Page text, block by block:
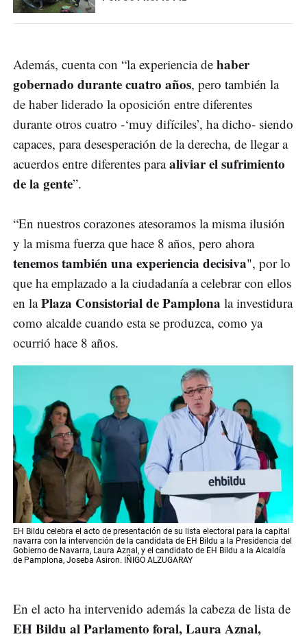
Además, cuenta con “la experiencia de haber
gobernado durante cuatro años, pero también la
de haber liderado la oposición entre diferentes
durante otros cuatro -‘muy difíciles’, ha dicho- siendo
capaces, para desesperación de la derecha, de llegar a
acuerdos entre diferentes paraaliviar el sufrimiento
de la gente”.
“En nuestros corazones atesoramos la misma ilusión
y la misma fuerza que hace 8 años, pero ahora
tenemos también una experiencia decisiva", por lo
que ha emplazado a la ciudadanía a celebrar con ellos
en laPlaza Consistorial de Pamplona la investidura
como alcalde cuando esta se produzca, como ya
ocurrió hace 8 años.
EH Bildu celebra el acto de presentación de su lista electoral para la capital
navarra con la intervención de la candidata de EH Bildu a la Presidencia del
Gobierno de Navarra, Laura Aznal, y el candidato de EH Bildu a la Alcaldía
de Pamplona, Joseba Asiron. IÑIGO ALZUGARAY
En el acto ha intervenido además la cabeza de lista de
EH Bildu al Parlamento foral, Laura Aznal,